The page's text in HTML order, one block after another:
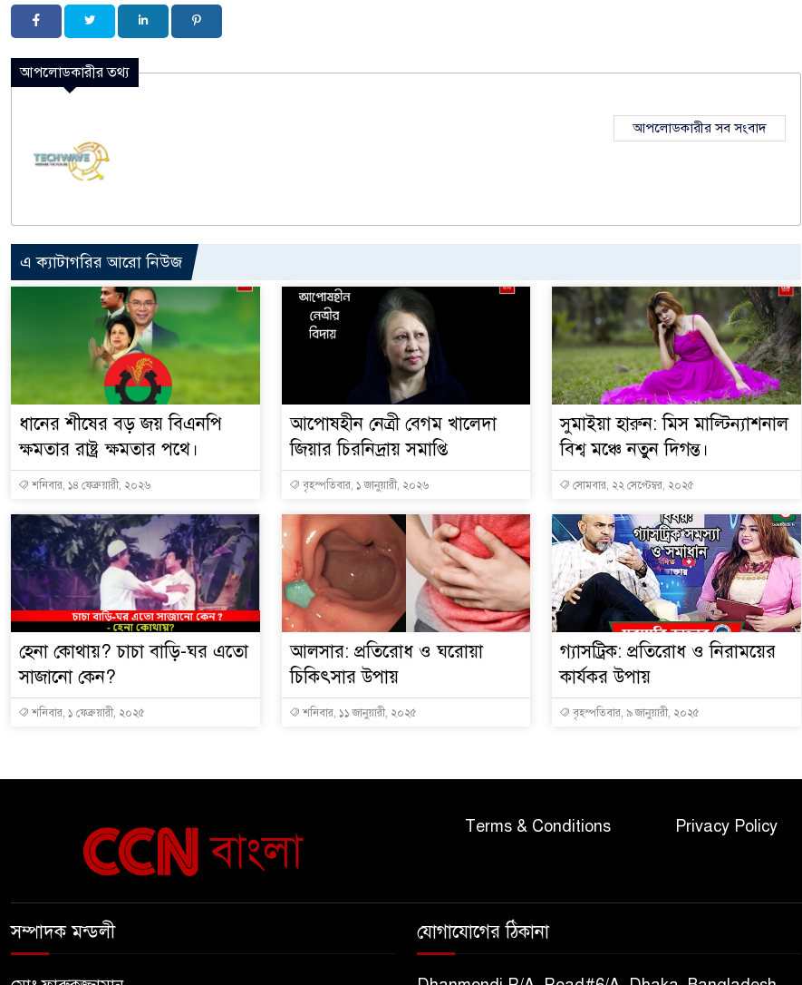
আপলোডকারীর তথ্য
আপলোডকারীর সব সংবাদ
এ ক্যাটাগরির আরো নিউজ
ধানের শীষের বড় জয় বিএনপি
ক্ষমতার রাষ্ট্র ক্ষমতার পথে।
শনিবার, ১৪ ফেব্রুয়ারী, ২০২৬
আপোষহীন নেত্রী বেগম খালেদা
জিয়ার চিরনিদ্রায় সমাপ্তি
বৃহস্পতিবার, ১ জানুয়ারী, ২০২৬
সুমাইয়া হারুন: মিস মাল্টিন্যাশনাল
বিশ্ব মঞ্চে নতুন দিগন্ত।
সোমবার, ২২ সেপ্টেম্বর, ২০২৫
হেনা কোথায়? চাচা বাড়ি-ঘর এতো
সাজানো কেন?
শনিবার, ১ ফেব্রুয়ারী, ২০২৫
আলসার: প্রতিরোধ ও ঘরোয়া
চিকিৎসার উপায়
শনিবার, ১১ জানুয়ারী, ২০২৫
গ্যাসট্রিক: প্রতিরোধ ও নিরাময়ের
কার্যকর উপায়
বৃহস্পতিবার, ৯ জানুয়ারী, ২০২৫
Terms & Conditions Privacy Policy
সম্পাদক মন্ডলী যোগাযোগের ঠিকানা